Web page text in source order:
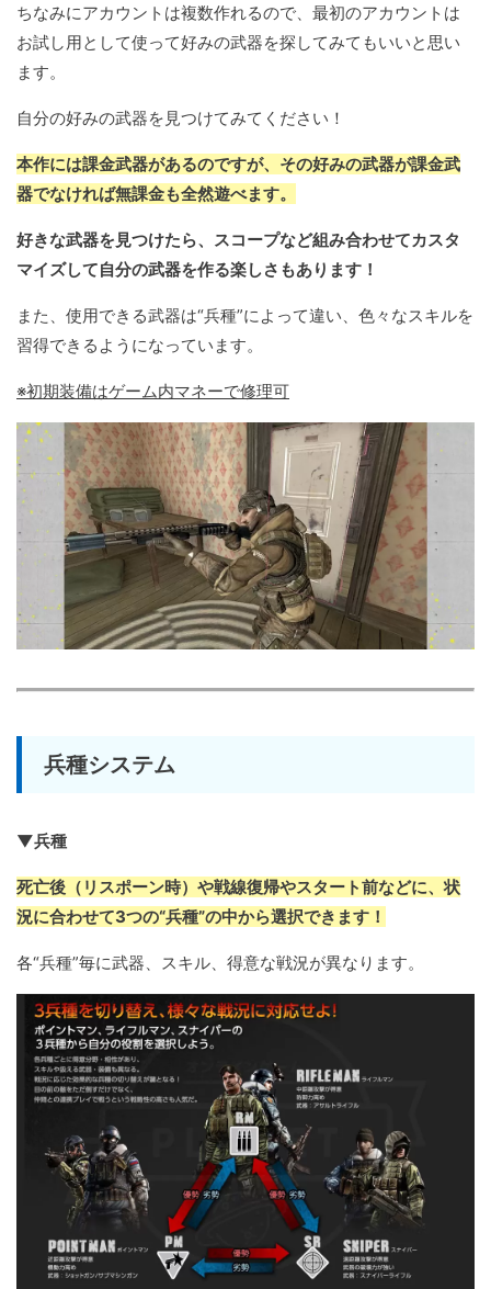
ちなみにアカウントは複数作れるので、最初のアカウントは
お試し用として使って好みの武器を探してみてもいいと思い
ます。
自分の好みの武器を見つけてみてください！
本作には課金武器があるのですが、その好みの武器が課金武
器でなければ無課金も全然遊べます。
好きな武器を見つけたら、スコープなど組み合わせてカスタ
マイズして自分の武器を作る楽しさもあります！
また、使用できる武器は“兵種”によって違い、色々なスキルを
習得できるようになっています。
※初期装備はゲーム内マネーで修理可
兵種システム
▼兵種
死亡後（リスポーン時）や戦線復帰やスタート前などに、状
況に合わせて3つの“兵種”の中から選択できます！
各“兵種”毎に武器、スキル、得意な戦況が異なります。